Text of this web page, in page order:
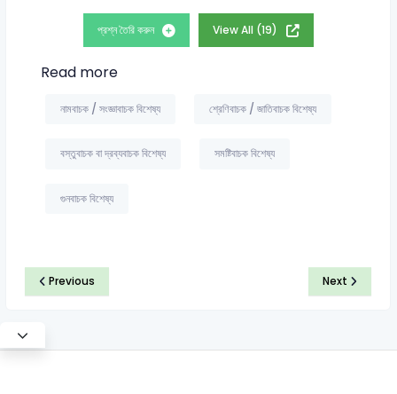
প্রশ্ন তৈরি করুন View All (19)
Read more
নামবাচক / সংজ্ঞাবাচক বিশেষ্য শ্রেণিবাচক / জাতিবাচক বিশেষ্য
বস্তুবাচক বা দ্রব্যবাচক বিশেষ্য সমষ্টিবাচক বিশেষ্য
গুনবাচক বিশেষ্য
Previous Next